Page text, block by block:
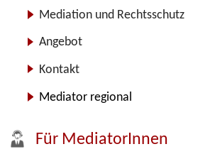
Mediation und Rechtsschutz
Angebot
Kontakt
Mediator regional
Für MediatorInnen